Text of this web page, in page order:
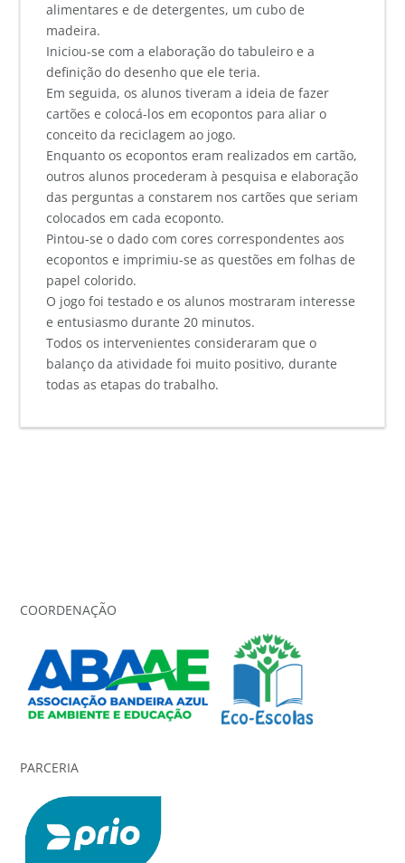
alimentares e de detergentes, um cubo de
madeira.
Iniciou-se com a elaboração do tabuleiro e a
definição do desenho que ele teria.
Em seguida, os alunos tiveram a ideia de fazer
cartões e colocá-los em ecopontos para aliar o
conceito da reciclagem ao jogo.
Enquanto os ecopontos eram realizados em cartão,
outros alunos procederam à pesquisa e elaboração
das perguntas a constarem nos cartões que seriam
colocados em cada ecoponto.
Pintou-se o dado com cores correspondentes aos
ecopontos e imprimiu-se as questões em folhas de
papel colorido.
O jogo foi testado e os alunos mostraram interesse
e entusiasmo durante 20 minutos.
Todos os intervenientes consideraram que o
balanço da atividade foi muito positivo, durante
todas as etapas do trabalho.
COORDENAÇÃO
PARCERIA